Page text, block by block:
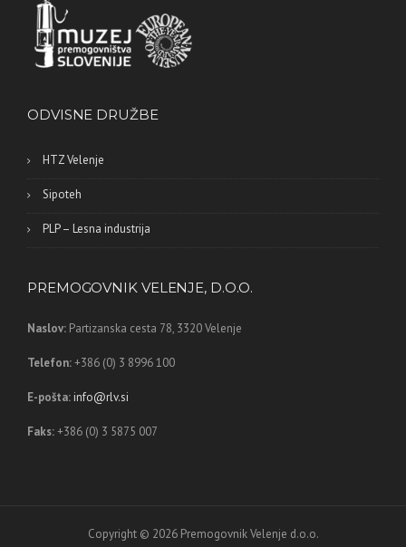
ODVISNE DRUŽBE
HTZ Velenje
Sipoteh
PLP – Lesna industrija
PREMOGOVNIK VELENJE, D.O.O.
Naslov: Partizanska cesta 78, 3320 Velenje
Telefon:+386 (0) 3 8996 100
E-pošta: info@rlv.si
Faks:+386 (0) 3 5875 007
Copyright © 2026 Premogovnik Velenje d.o.o.